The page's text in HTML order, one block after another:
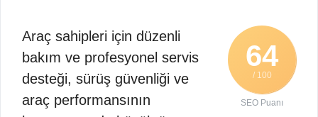
64
/ 100
SEO Puanı
Araç sahipleri için düzenli
bakım ve profesyonel servis
desteği, sürüş güvenliği ve
araç performansının